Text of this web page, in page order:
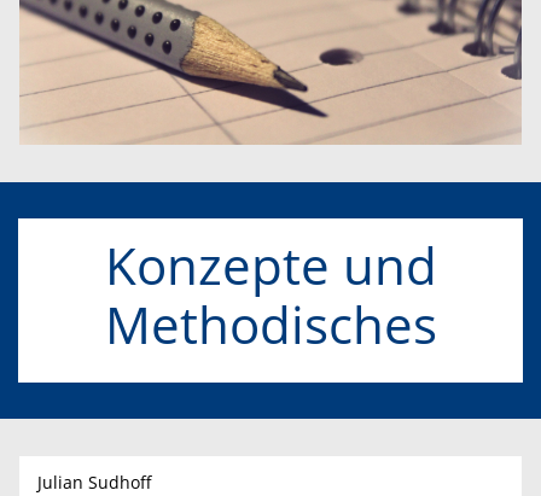
Konzepte und
Methodisches
Julian Sudhoff